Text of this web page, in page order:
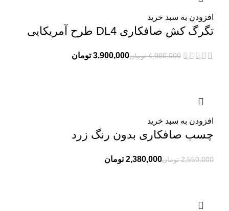
افزودن به سبد خرید
تگرگ کش صافکاری DL4 طرح آمریکایی
4,000,000 تومان3,900,000 تومان
افزودن به سبد خرید
چسب صافکاری بدون رنگ زرد
2,550,000 تومان2,380,000 تومان